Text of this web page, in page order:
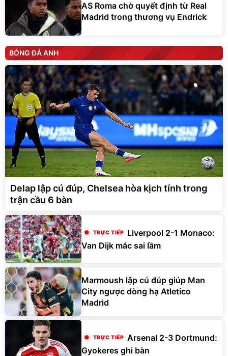
AS Roma chờ quyết định từ Real
Madrid trong thương vụ Endrick
BÓNG ĐÁ ANH
Delap lập cú đúp, Chelsea hòa kịch tính trong
trận cầu 6 bàn
Liverpool 2-1 Monaco:
Van Dijk mắc sai lầm
Marmoush lập cú đúp giúp Man
City ngược dòng hạ Atletico
Madrid
Arsenal 2-3 Dortmund:
Gyokeres ghi bàn